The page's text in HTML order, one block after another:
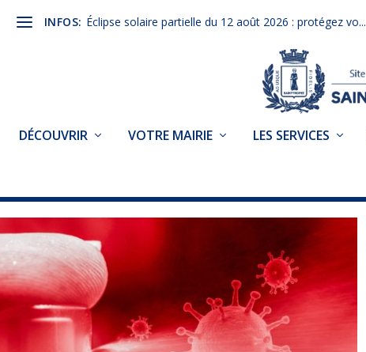
INFOS: Éclipse solaire partielle du 12 août 2026 : protégez vo...
DÉCOUVRIR VOTRE MAIRIE LES SERVICES